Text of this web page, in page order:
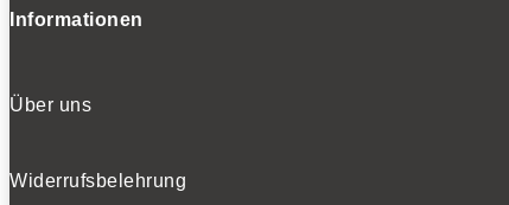
Informationen
Über uns
Widerrufsbelehrung